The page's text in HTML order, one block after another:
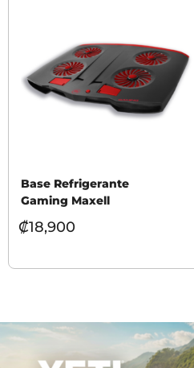
Base Refrigerante
Gaming Maxell
₡18,900